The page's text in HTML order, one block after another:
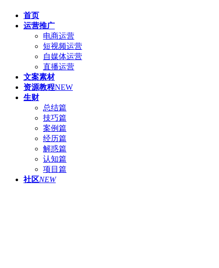
首页
运营推广
电商运营
短视频运营
自媒体运营
直播运营
文案素材
资源教程NEW
生财
总结篇
技巧篇
案例篇
经历篇
解惑篇
认知篇
项目篇
社区NEW